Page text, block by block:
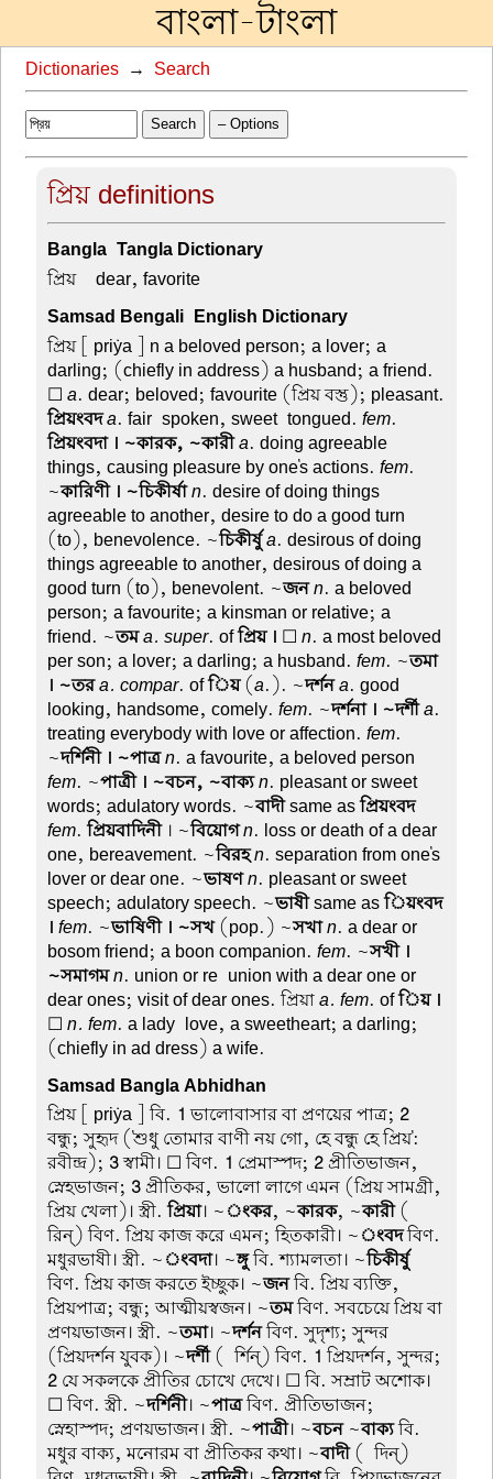
বাংলা-টাংলা
Dictionaries → Search
Search – Options
প্রিয় definitions
Bangla-Tangla Dictionary
প্রিয় –dear, favorite
Samsad Bengali-English Dictionary
প্রিয়[ priẏa ] n a beloved person; a lover; a
darling; (chiefly in address) a husband; a friend.
☐a. dear; beloved; favourite (প্রিয় বস্তু); pleasant.
প্রিয়ংবদa. fair-spoken, sweet-tongued.fem.
প্রিয়ংবদা । ~কারক, ~কারীa. doing agreeable
things, causing pleasure by one's actions.fem.
~কারিণী । ~চিকীর্ষাn. desire of doing things
agreeable to another, desire to do a good turn
(to), benevolence. ~চিকীর্ষুa. desirous of doing
things agreeable to another, desirous of doing a
good turn (to), benevolent. ~জনn. a beloved
person; a favourite; a kinsman or relative; a
friend. ~তমa. super. ofপ্রিয় । ☐n. a most beloved
per son; a lover; a darling; a husband.fem. ~তমা
। ~তরa. compar. ofিয়(a.). ~দর্শনa. good-
looking, handsome, comely.fem. ~দর্শনা । ~দর্শীa.
treating everybody with love or affection.fem.
~দর্শিনী । ~পাত্রn. a favourite, a beloved person
fem. ~পাত্রী । ~বচন, ~বাক্যn. pleasant or sweet
words; adulatory words. ~বাদীsame asপ্রিয়ংবদ
fem.প্রিয়বাদিনী। ~বিয়োগn. loss or death of a dear
one, bereavement. ~বিরহn. separation from one's
lover or dear one. ~ভাষণn. pleasant or sweet
speech; adulatory speech. ~ভাষীsame asিয়ংবদ
। fem. ~ভাষিণী । ~সখ(pop.) ~সখাn. a dear or
bosom friend; a boon companion.fem. ~সখী ।
~সমাগমn. union or re-union with a dear one or
dear ones; visit of dear ones. প্রিয়াa. fem. ofিয় ।
☐n. fem. a lady-love, a sweetheart; a darling;
(chiefly in ad dress) a wife.
Samsad Bangla Abhidhan
প্রিয়[ priẏa ] বি. 1 ভালোবাসার বা প্রণয়ের পাত্র; 2
বন্ধু; সুহৃদ ('শুধু তোমার বাণী নয় গো, হে বন্ধু হে প্রিয়':
রবীন্দ্র); 3স্বামী। ☐ বিণ. 1 প্রেমাস্পদ; 2প্রীতিভাজন,
স্নেহভাজন; 3প্রীতিকর, ভালো লাগে এমন (প্রিয় সামগ্রী,
প্রিয় খেলা)। স্ত্রী.প্রিয়া। ~ংকর, ~কারক, ~কারী(-
রিন্) বিণ. প্রিয় কাজ করে এমন; হিতকারী। ~ংবদবিণ.
মধুরভাষী। স্ত্রী. ~ংবদা। ~ঙ্গুবি. শ্যামলতা। ~চিকীর্ষু
বিণ. প্রিয় কাজ করতে ইচ্ছুক। ~জনবি. প্রিয় ব্যক্তি,
প্রিয়পাত্র; বন্ধু; আত্মীয়স্বজন। ~তমবিণ. সবচেয়ে প্রিয় বা
প্রণয়ভাজন। স্ত্রী. ~তমা। ~দর্শনবিণ. সুদৃশ্য; সুন্দর
(প্রিয়দর্শন যুবক)। ~দর্শী(-র্শিন্) বিণ. 1 প্রিয়দর্শন, সুন্দর;
2 যে সকলকে প্রীতির চোখে দেখে। ☐ বি. সম্রাট অশোক।
☐ বিণ. স্ত্রী. ~দর্শিনী। ~পাত্রবিণ. প্রীতিভাজন;
স্নেহাস্পদ; প্রণয়ভাজন। স্ত্রী. ~পাত্রী। ~বচন~বাক্যবি.
মধুর বাক্য, মনোরম বা প্রীতিকর কথা। ~বাদী(-দিন্)